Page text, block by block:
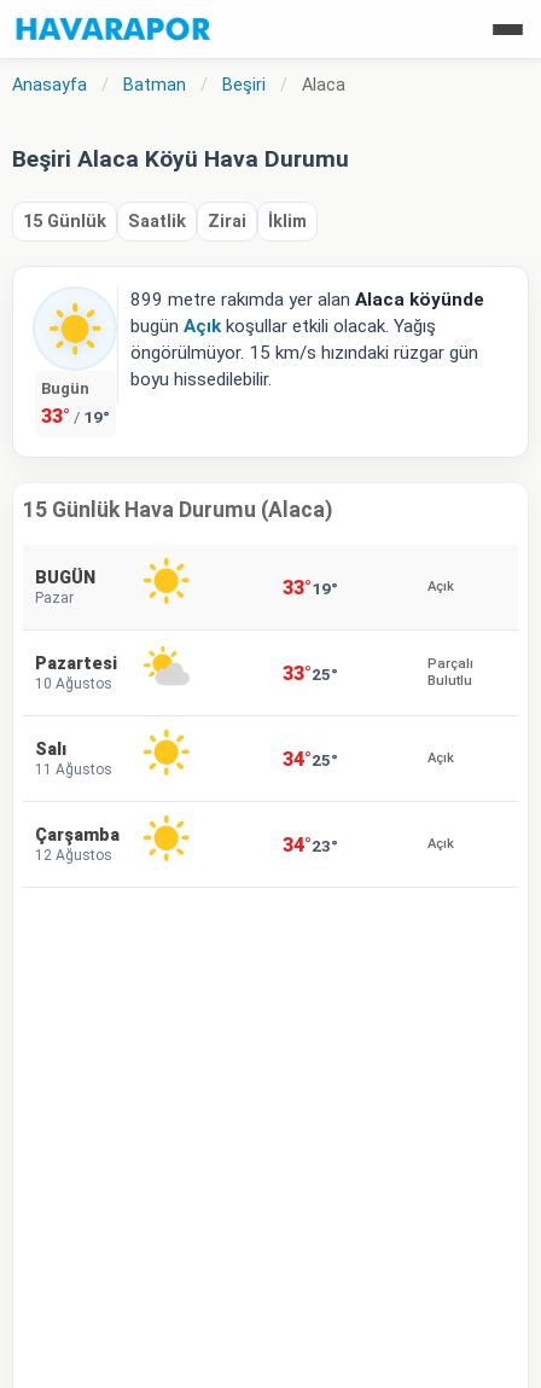
Anasayfa / Batman / Beşiri / Alaca
Beşiri Alaca Köyü Hava Durumu
15 Günlük Saatlik Zirai İklim
Bugün
33° / 19°
899 metre rakımda yer alan Alaca köyünde
bugün Açıkkoşullar etkili olacak. Yağış
öngörülmüyor. 15 km/s hızındaki rüzgar gün
boyu hissedilebilir.
15 Günlük Hava Durumu (Alaca)
BUGÜN
Pazar 33°19° Açık
Pazartesi
10 Ağustos 33°25°
Parçalı
Bulutlu
Salı
11 Ağustos 34°25° Açık
Çarşamba
12 Ağustos 34°23° Açık